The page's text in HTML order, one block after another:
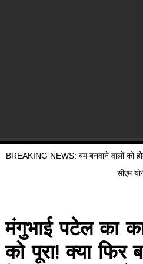
BREAKING NEWS: बम बनवाने वालों को
सीएम
मंगुभाई पटेल का
को पूरा! क्या फिर